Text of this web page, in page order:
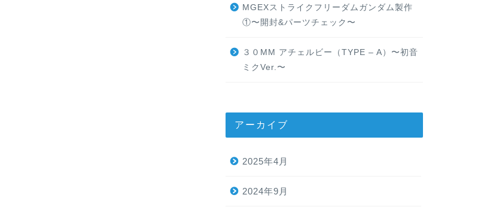
MGEXストライクフリーダムガンダム製作
①〜開封&パーツチェック〜
３０MM アチェルビー（TYPE – A）〜初音
ミクVer.〜
アーカイブ
2025年4月
2024年9月